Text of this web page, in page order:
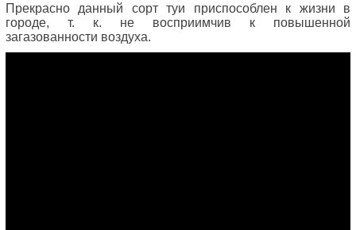
Прекрасно данный сорт туи приспособлен к жизни в
городе, т. к. не восприимчив к повышенной
загазованности воздуха.